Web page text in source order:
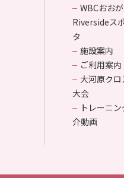
WBCおお
Riversideス
タ
施設案内
ご利用案内
大河原ク
大会
トレーニ
介動画